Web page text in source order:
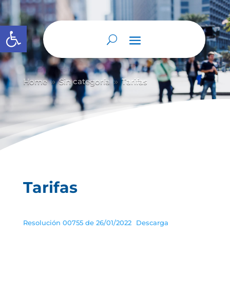
Abrir barra de herramientas
Home 9 Sin categoría 9 Tarifas
Tarifas
Resolución 00755 de 26/01/2022 Descarga